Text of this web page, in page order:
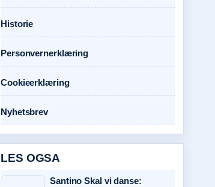
Historie
Personvernerklæring
Cookieerklæring
Nyhetsbrev
LES OGSA
Santino Skal vi danse: